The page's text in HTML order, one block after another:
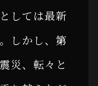
しては最新
しかし、第
災、転々と